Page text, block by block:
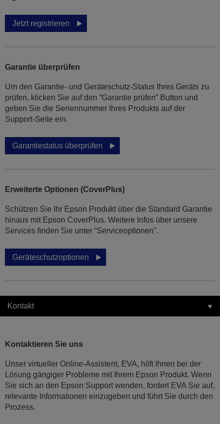
Jetzt registrieren
Garantie überprüfen
Um den Garantie- und Geräteschutz-Status Ihres Geräts zu
prüfen, klicken Sie auf den “Garantie prüfen” Button und
geben Sie die Seriennummer Ihres Produkts auf der
Support-Seite ein.
Garantiestatus überprüfen
Erweiterte Optionen (CoverPlus)
Schützen Sie Ihr Epson Produkt über die Standard Garantie
hinaus mit Epson CoverPlus. Weitere Infos über unsere
Services finden Sie unter “Serviceoptionen".
Geräteschutzoptionen
Kontakt
Kontaktieren Sie uns
Unser virtueller Online-Assistent, EVA, hilft Ihnen bei der
Lösung gängiger Probleme mit Ihrem Epson Produkt. Wenn
Sie sich an den Epson Support wenden, fordert EVA Sie auf,
relevante Informationen einzugeben und führt Sie durch den
Prozess.